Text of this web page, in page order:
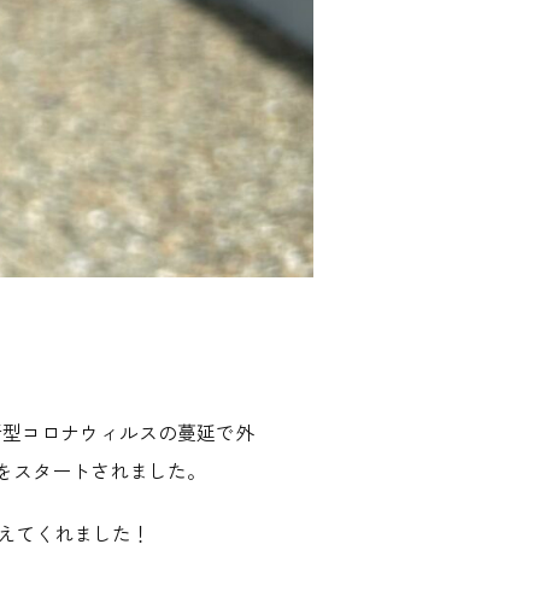
コロナウィルスの蔓延で外
タートされました。
てくれました！